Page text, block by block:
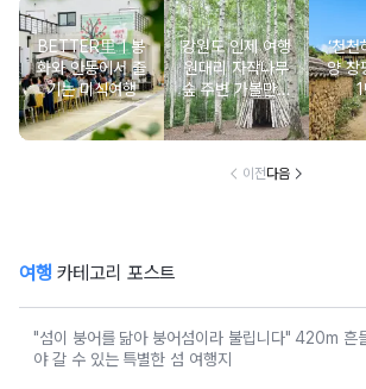
BETTER里ㅣ봉
화와 안동에서 즐
기는 미식여행
강원도 인제 여행
원대리 자작나무
숲 주변 가볼만한
곳 추천 :: 인제 자
작나무 숲, 자작나
인환문학관, 책방
‘천
양 창
이전다음
여행 카테고리 포스트
"섬이 붕어를 닮아 붕어섬이라 불립니다" 420m 흔
야 갈 수 있는 특별한 섬 여행지